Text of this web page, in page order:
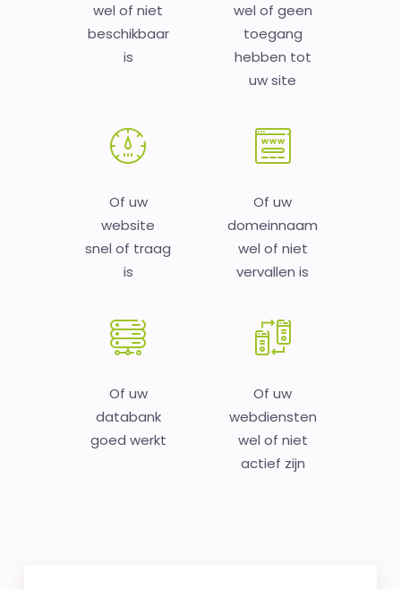
wel of niet
beschikbaar
is
wel of geen
toegang
hebben tot
uw site
Of uw
website
snel of traag
is
Of uw
domeinnaam
wel of niet
vervallen is
Of uw
databank
goed werkt
Of uw
webdiensten
wel of niet
actief zijn